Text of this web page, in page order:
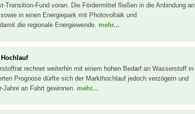
Transition-Fund voran. Die Fördermittel fließen in die Anbindung an
in einen Energiepark mit Photovoltaik und
die regionale Energiewende. mehr...
rechnet weiterhin mit einem hohen Bedarf an Wasserstoff in
Prognose dürfte sich der Markthochlauf jedoch verzögern und
an Fahrt gewinnen. mehr...